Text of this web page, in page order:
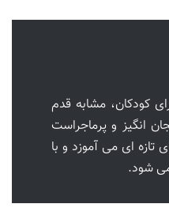
کودکان، مشابه قدم
انگیز و پرماجراست
ای می آموزد و با
شود.